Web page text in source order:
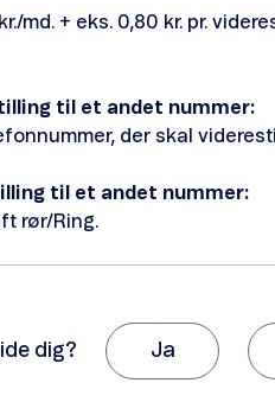
md. + eks. 0,80 kr. pr.
til et andet nummer:
der skal
til et andet nummer:
rør/Ring.
dig? Ja